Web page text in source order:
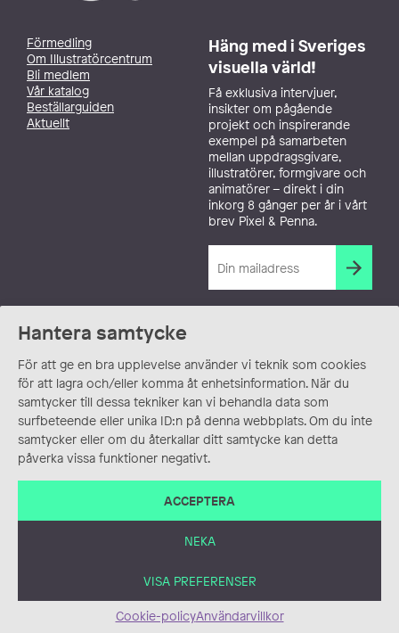
Hantera samtycke
För att ge en bra upplevelse använder vi teknik som cookies
för att lagra och/eller komma åt enhetsinformation. När du
samtycker till dessa tekniker kan vi behandla data som
surfbeteende eller unika ID:n på denna webbplats. Om du inte
samtycker eller om du återkallar ditt samtycke kan detta
påverka vissa funktioner negativt.
ACCEPTERA
NEKA
VISA PREFERENSER
Cookie-policyAnvändarvillkor
Förmedling
Om Illustratörcentrum
Bli medlem
Vår katalog
Beställarguiden
Aktuellt
Häng med i Sveriges
visuella värld!
Få exklusiva intervjuer,
insikter om pågående
projekt och inspirerande
exempel på samarbeten
mellan uppdragsgivare,
illustratörer, formgivare och
animatörer – direkt i din
inkorg 8 gånger per år i vårt
brev Pixel & Penna.
ANVÄNDARVILLKOR